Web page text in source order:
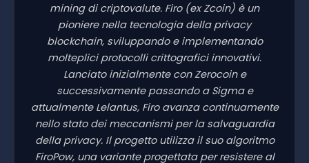
mining di criptovalute. Firo (ex Zcoin) è un
pioniere nella tecnologia della privacy
blockchain, sviluppando e implementando
molteplici protocolli crittografici innovativi.
Lanciato inizialmente con Zerocoin e
successivamente passando a Sigma e
attualmente Lelantus, Firo avanza continuamente
nello stato dei meccanismi per la salvaguardia
della privacy. Il progetto utilizza il suo algoritmo
FiroPow, una variante progettata per resistere al